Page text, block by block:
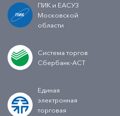
ПИК и ЕАСУЗ
Московской
области
Система торгов
Сбербанк-АСТ
Единая
электронная
торговая